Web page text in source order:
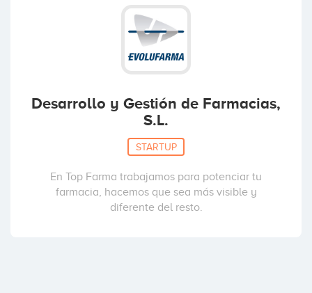
Desarrollo y Gestión de Farmacias,
S.L.
STARTUP
En Top Farma trabajamos para potenciar tu
farmacia, hacemos que sea más visible y
diferente del resto.